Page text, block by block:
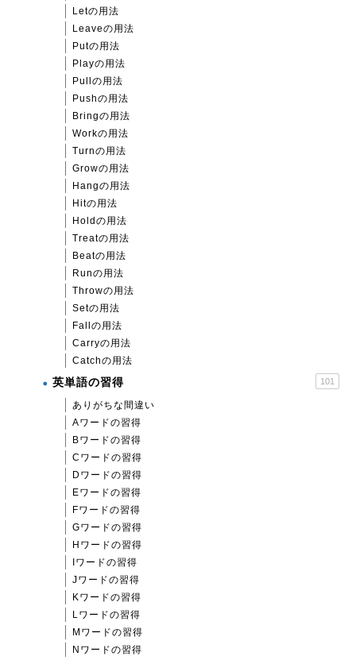
Letの用法
Leaveの用法
Putの用法
Playの用法
Pullの用法
Pushの用法
Bringの用法
Workの用法
Turnの用法
Growの用法
Hangの用法
Hitの用法
Holdの用法
Treatの用法
Beatの用法
Runの用法
Throwの用法
Setの用法
Fallの用法
Carryの用法
Catchの用法
英単語の習得 101
ありがちな間違い
Aワードの習得
Bワードの習得
Cワードの習得
Dワードの習得
Eワードの習得
Fワードの習得
Gワードの習得
Hワードの習得
Iワードの習得
Jワードの習得
Kワードの習得
Lワードの習得
Mワードの習得
Nワードの習得